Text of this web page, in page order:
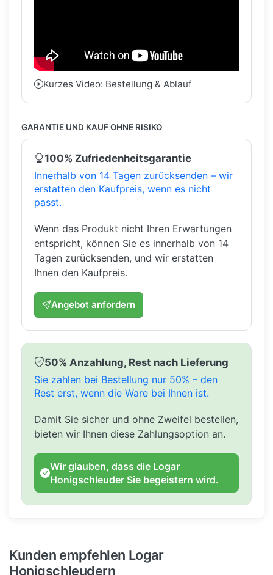
Kurzes Video: Bestellung & Ablauf
GARANTIE UND KAUF OHNE RISIKO
100% Zufriedenheitsgarantie
Innerhalb von 14 Tagen zurücksenden – wir
erstatten den Kaufpreis, wenn es nicht
passt.
Wenn das Produkt nicht Ihren Erwartungen
entspricht, können Sie es innerhalb von 14
Tagen zurücksenden, und wir erstatten
Ihnen den Kaufpreis.
Angebot anfordern
50% Anzahlung, Rest nach Lieferung
Sie zahlen bei Bestellung nur 50% – den
Rest erst, wenn die Ware bei Ihnen ist.
Damit Sie sicher und ohne Zweifel bestellen,
bieten wir Ihnen diese Zahlungsoption an.
Wir glauben, dass die Logar
Honigschleuder Sie begeistern wird.
Kunden empfehlen Logar
Honigschleudern